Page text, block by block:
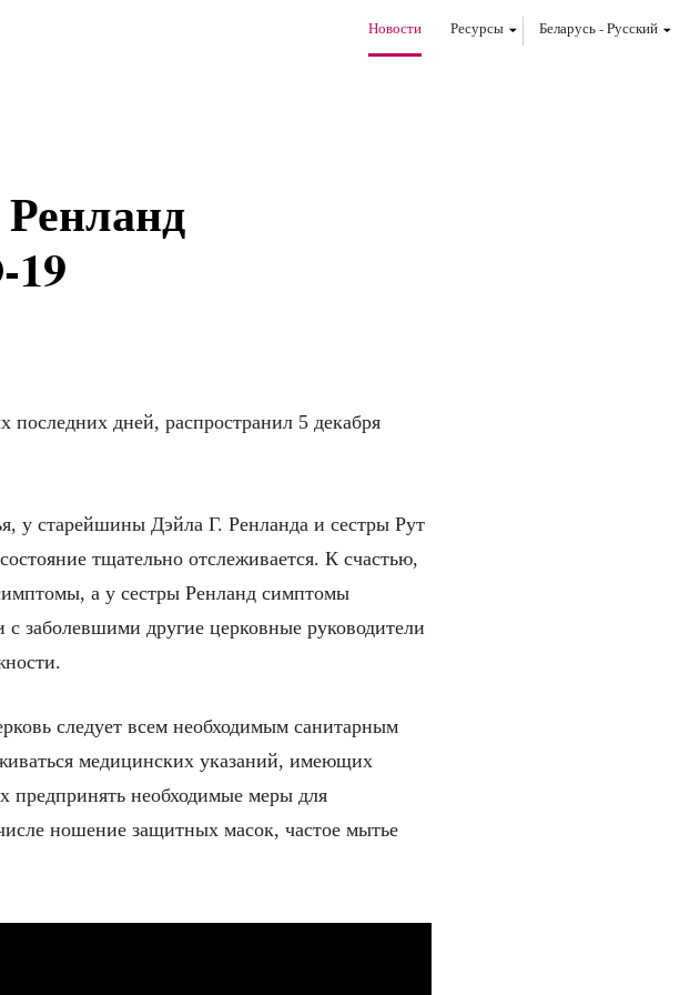
Новости Ресурсы Беларусь-Pусский
19
дней, распространил 5 декабря
у старейшины Дэйла Г. Ренланда и сестры Рут
тщательно отслеживается. К счастью,
а у сестры Ренланд симптомы
заболевшими другие церковные руководители
следует всем необходимым санитарным
медицинских указаний, имеющих
необходимые меры для
ношение защитных масок, частое мытье